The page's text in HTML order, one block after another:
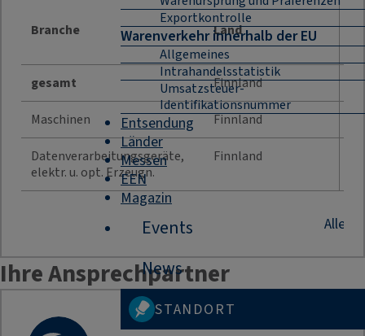
Exportkontrolle
Warenverkehr innerhalb der EU
Allgemeines
Intrahandelsstatistik
Umsatzsteuer-
Identifikationsnummer
Entsendung
Länder
Messen
EEN
Magazin
Events
News
STANDORT
Branche Land
gesamt Finnland
Maschinen Finnland
Datenverarbeitungsgeräte,
elektr. u. opt. Erzeugn.
Finnland
Alle
Ihre Ansprechpartner